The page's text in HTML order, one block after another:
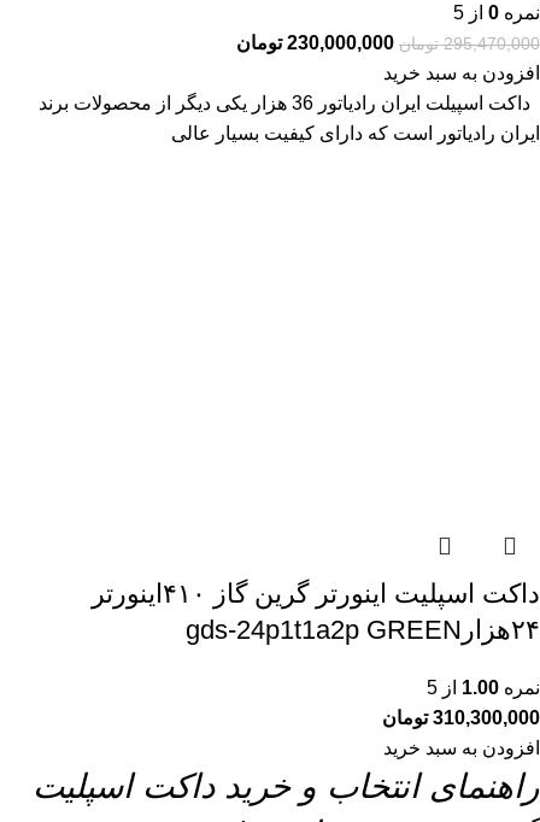
نمره 0 از 5
295,470,000 تومان 230,000,000 تومان
افزودن به سبد خرید
داکت اسپیلت ایران رادیاتور 36 هزار یکی دیگر از محصولات برند
ایران رادیاتور است که دارای کیفیت بسیار عالی
داکت اسپلیت اینورتر گرین گاز ۴۱۰اینورتر
۲۴هزارgds-24p1t1a2p GREEN
نمره 1.00 از 5
310,300,000 تومان
افزودن به سبد خرید
راهنمای انتخاب و خرید داکت اسپلیت